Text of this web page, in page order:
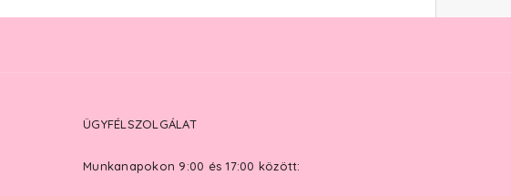
ÜGYFÉLSZOLGÁLAT
Munkanapokon 9:00 és 17:00 között: